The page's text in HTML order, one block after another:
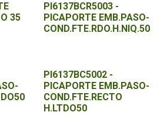
35
PI6137BCR5003 -
PICAPORTE EMB.PASO-
COND.FTE.RDO.H.NIQ.50
PI6137BC5002 -
PICAPORTE EMB.PASO-
COND.FTE.RECTO
H.LTDO50